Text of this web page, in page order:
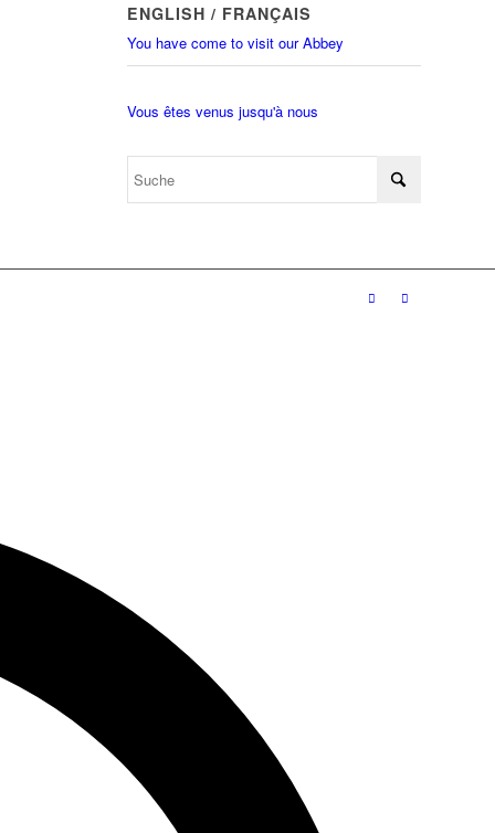
ENGLISH / FRANÇAIS
You have come to visit our Abbey
Vous êtes venus jusqu'à nous